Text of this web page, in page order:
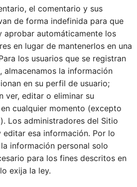
el comentario y sus
de forma indefinida para que
aprobar automáticamente los
en lugar de mantenerlos en una
los usuarios que se registran
almacenamos la información
en su perfil de usuario;
ver, editar o eliminar su
cualquier momento (excepto
Los administradores del Sitio
esa información. Por lo
información personal solo
para los fines descritos en
exija la ley.